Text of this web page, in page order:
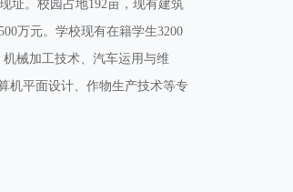
址。校园占地192亩，现有建筑
万元。学校现有在籍学生3200
械加工技术、汽车运用与维
机平面设计、作物生产技术等专